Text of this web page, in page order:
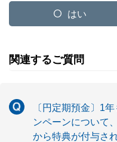
はい
関連するご質問
〔円定期預金〕1
ンペーンについて
から特典が付与さ